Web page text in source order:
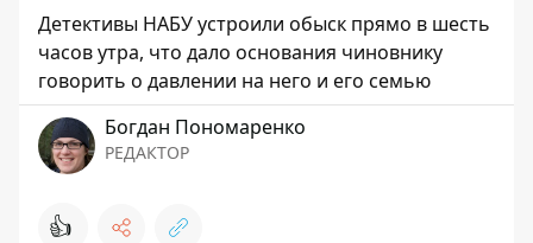
Детективы НАБУ устроили обыск прямо в шесть
часов утра, что дало основания чиновнику
говорить о давлении на него и его семью
Богдан Пономаренко
РЕДАКТОР
👍